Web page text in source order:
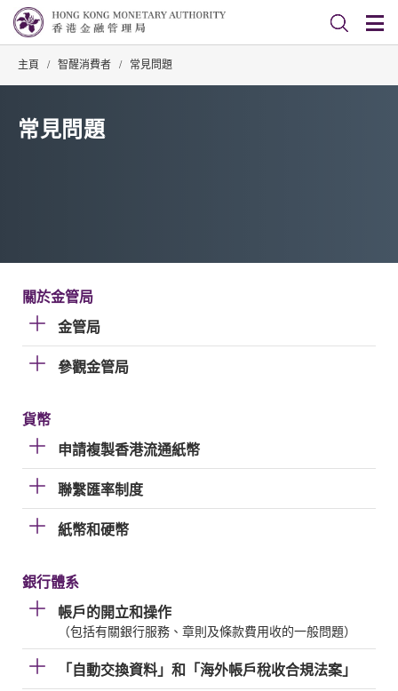
主頁 / 智醒消費者 / 常見問題
常見問題
關於金管局
金管局
參觀金管局
貨幣
申請複製香港流通紙幣
聯繫匯率制度
紙幣和硬幣
銀行體系
帳戶的開立和操作
（包括有關銀行服務、章則及條款費用收的一般問題）
「自動交換資料」和「海外帳戶稅收合規法案」